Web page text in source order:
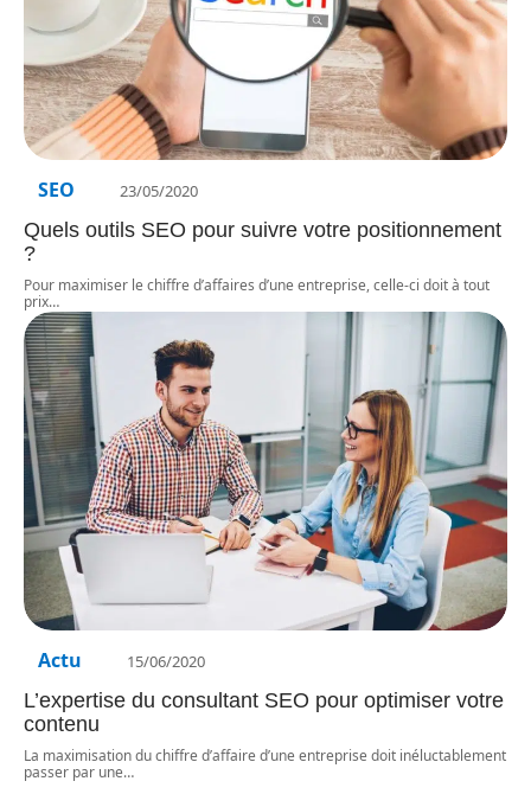
SEO 23/05/2020
Quels outils SEO pour suivre votre positionnement
?
Pour maximiser le chiffre d’affaires d’une entreprise, celle-ci doit à tout
prix…
Actu 15/06/2020
L’expertise du consultant SEO pour optimiser votre
contenu
La maximisation du chiffre d’affaire d’une entreprise doit inéluctablement
passer par une…